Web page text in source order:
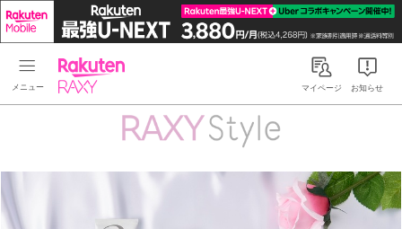
Rakuten RAXYマイページ お知らせ